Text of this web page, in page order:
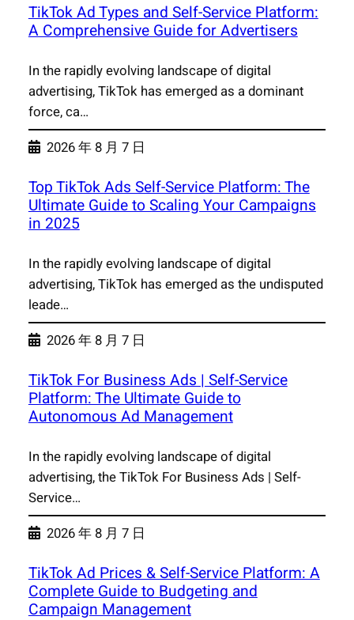
TikTok Ad Types and Self-Service Platform:
A Comprehensive Guide for Advertisers
In the rapidly evolving landscape of digital
advertising, TikTok has emerged as a dominant
force, ca…
2026 年 8 月 7 日
Top TikTok Ads Self-Service Platform: The
Ultimate Guide to Scaling Your Campaigns
in 2025
In the rapidly evolving landscape of digital
advertising, TikTok has emerged as the undisputed
leade…
2026 年 8 月 7 日
TikTok For Business Ads | Self-Service
Platform: The Ultimate Guide to
Autonomous Ad Management
In the rapidly evolving landscape of digital
advertising, the TikTok For Business Ads | Self-
Service…
2026 年 8 月 7 日
TikTok Ad Prices & Self-Service Platform: A
Complete Guide to Budgeting and
Campaign Management